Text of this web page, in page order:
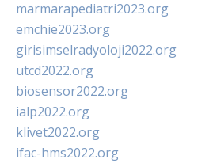
marmarapediatri2023.org
emchie2023.org
girisimselradyoloji2022.org
utcd2022.org
biosensor2022.org
ialp2022.org
klivet2022.org
ifac-hms2022.org